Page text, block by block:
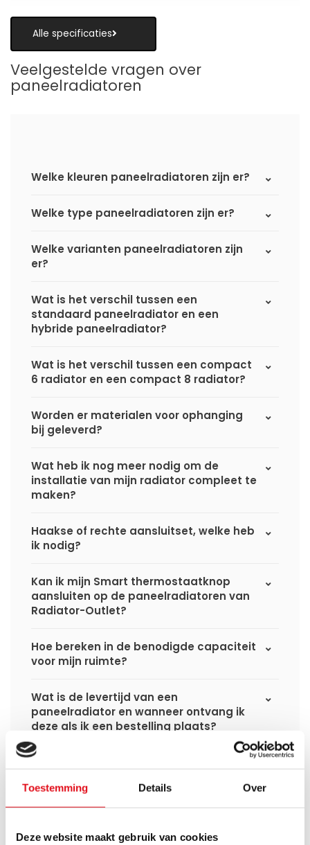
Toestemming Details Over
Deze website maakt gebruik van cookies
Alle specificaties
Veelgestelde vragen over
paneelradiatoren
Welke kleuren paneelradiatoren zijn er?
Welke type paneelradiatoren zijn er?
Welke varianten paneelradiatoren zijn
er?
Wat is het verschil tussen een
standaard paneelradiator en een
hybride paneelradiator?
Wat is het verschil tussen een compact
6 radiator en een compact 8 radiator?
Worden er materialen voor ophanging
bij geleverd?
Wat heb ik nog meer nodig om de
installatie van mijn radiator compleet te
maken?
Haakse of rechte aansluitset, welke heb
ik nodig?
Kan ik mijn Smart thermostaatknop
aansluiten op de paneelradiatoren van
Radiator-Outlet?
Hoe bereken in de benodigde capaciteit
voor mijn ruimte?
Wat is de levertijd van een
paneelradiator en wanneer ontvang ik
deze als ik een bestelling plaats?
gebruiken uit de website?
toepassen in combinatie met